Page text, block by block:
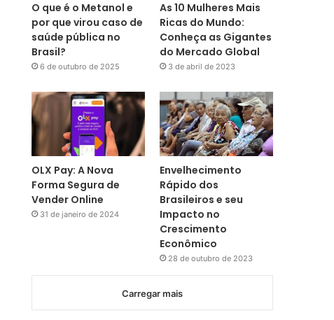
O que é o Metanol e
por que virou caso de
saúde pública no
Brasil?
6 de outubro de 2025
As 10 Mulheres Mais
Ricas do Mundo:
Conheça as Gigantes
do Mercado Global
3 de abril de 2023
OLX Pay: A Nova
Forma Segura de
Vender Online
31 de janeiro de 2024
Envelhecimento
Rápido dos
Brasileiros e seu
Impacto no
Crescimento
Econômico
28 de outubro de 2023
Carregar mais